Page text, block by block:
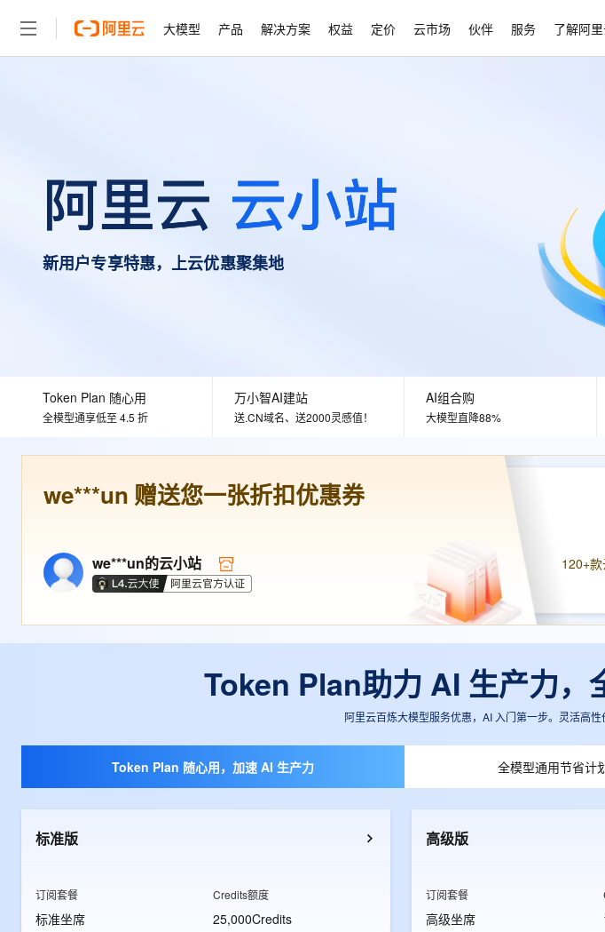
大模型 产品 解决方案 权益 定价 云市场 伙伴 服务 了解阿
新用户专享特惠，上云优惠聚集地
Token Plan 随心用
全模型通享低至 4.5 折
万小智AI建站
送.CN域名、送2000灵感值！
AI组合购
大模型直降88%
we***un 赠送您一张折扣优惠券
we***un的云小站 120+
Token Plan助力 AI 生产力，
阿里云百炼大模型服务优惠，AI 入门第一步。灵活高
Token Plan 随心用，加速 AI 生产力 全模型通用节省计
标准版
订阅套餐
标准坐席
Credits额度
25,000Credits
高级版
订阅套餐
高级坐席
大模型
视觉 Coding、空间感知、多模态思考等全面升级
Kimi-K3 NEW
Kimi 最新旗舰模型，
Deepseek-v4-pro
1M上下文，专为长程
在线体验全尺寸、多种模态的模型效果
Happy 系列大模型
新一代 AI 视频生成模型，深度适配广告营销等场景
AI 应用构建
大模型服务平台百
丰富多元化的应用模
大模型服务平台百炼
灵活可视化地构建企业
人工智能平台 PAI
大模型解决方案
快速部署 Dify，高效搭建 AI 应用
10分钟微调：让
型
精选产品
人工智能与机器学习
计算
网络与CDN
安全
中间件
数据库
媒体服务
开发工具
专有云
轻量应用服务器
覆盖公网/内网、递归/权威、移动APP等全场景解析服务
大数据开发治理平台 DataWorks
云原生的云上边界网络安全防护产品
多元化、高性能、安
数字证书管理服务
实现全站 HTTPS，
面向真实软件的智能
云原生大数据计算
精选解决方案
AI
互联网应用开发
网络
上云与迁云
政企业务
GLM-5.2：长任务时代开源旗舰模型
自主进化，持久记忆，越用越聪明
即刻拥有
轻松解锁专属
5 分钟轻松部署专属
Claude Code +
安装技能 GStack，
官方推荐返现计划
推荐新用户得奖励，单订单最高返9万
高校专属算力普惠，学生认证享300元代金券
最高领取价值200元试用点，立即开启云上创新
AI 产品 免费试用
产品新客免费试用，最长12个月
至高享 1亿+免费
阿里云 OPC 创新助
至高百万元 Token 补
Token Plan 模型订
Qwen3.8-Max 首发
千问办公，限时限
你的AI工作搭子，覆
送.CN域名，送备案服
Night Plan 支持
云上成本管理
管理和优化成本 推动算力普惠，释放
Salesforce 国际版订阅
友盟天域
观测云
畅捷通
Tableau 订阅
AI空中课堂在线直播课堂（旗舰版）
生态解决方案
OCR 文字识别
企业应用
CRM
OA 办公系统
财税管理
400电话
广告营销
销售伙伴合作计划
无影生态合作计划
售后服务
自助服务
在线服务
企业成长
稳定可靠
安全合规
分析师报告
云开发大赛
看见新力量
金融模力时刻